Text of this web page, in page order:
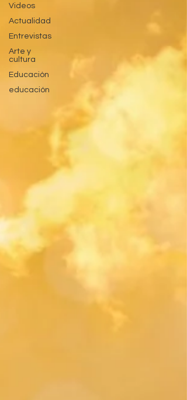
Videos
Actualidad
Entrevistas
Arte y
cultura
Educación
educación